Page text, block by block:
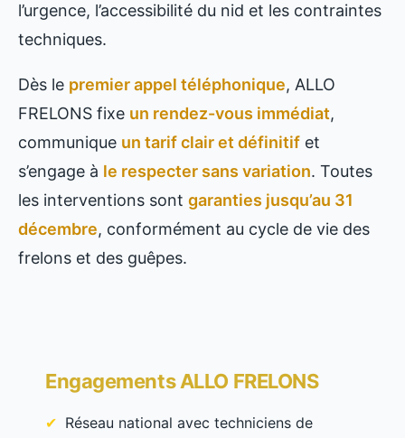
l’urgence, l’accessibilité du nid et les contraintes
techniques.
Dès le premier appel téléphonique, ALLO
FRELONS fixe un rendez-vous immédiat,
communique un tarif clair et définitif et
s’engage à le respecter sans variation. Toutes
les interventions sont garanties jusqu’au 31
décembre, conformément au cycle de vie des
frelons et des guêpes.
Engagements ALLO FRELONS
Réseau national avec techniciens de